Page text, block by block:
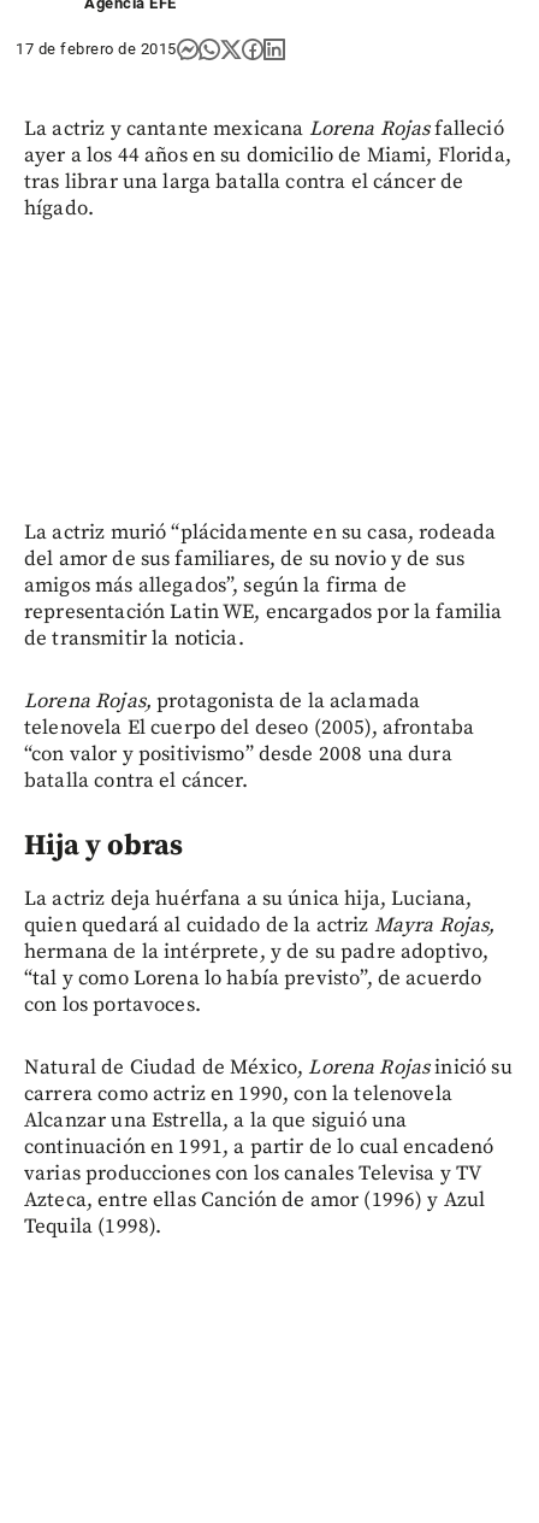
17 de febrero de 2015
La actriz y cantante mexicana Lorena Rojasfalleció
ayer a los 44 años en su domicilio de Miami, Florida,
tras librar una larga batalla contra el cáncer de
hígado.
La actriz murió “plácidamente en su casa, rodeada
del amor de sus familiares, de su novio y de sus
amigos más allegados”, según la firma de
representación Latin WE, encargados por la familia
de transmitir la noticia.
Lorena Rojas, protagonista de la aclamada
telenovela El cuerpo del deseo (2005), afrontaba
“con valor y positivismo” desde 2008 una dura
batalla contra el cáncer.
Hija y obras
La actriz deja huérfana a su única hija, Luciana,
quien quedará al cuidado de la actriz Mayra Rojas,
hermana de la intérprete, y de su padre adoptivo,
“tal y como Lorena lo había previsto”, de acuerdo
con los portavoces.
Natural de Ciudad de México,Lorena Rojasinició su
carrera como actriz en 1990, con la telenovela
Alcanzar una Estrella, a la que siguió una
continuación en 1991, a partir de lo cual encadenó
varias producciones con los canales Televisa y TV
Azteca, entre ellas Canción de amor (1996) y Azul
Tequila (1998).